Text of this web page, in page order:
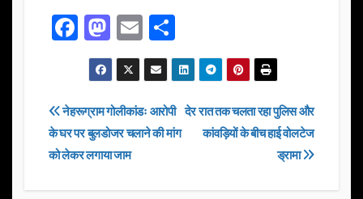
F
a
c
e
b
o
o
M
a
st
o
d
o
n
E
m
ail
h
ar
e
Post
navigation
देर रात तक चलता रहा पुलिस और
कांवड़ियों के बीच हाई वोलटेज
ड्रामा
नेहरूग्राम गोलीकांडः आरोपी
के घर पर बुलडोजर चलाने की मांग
को लेकर लगाया जाम